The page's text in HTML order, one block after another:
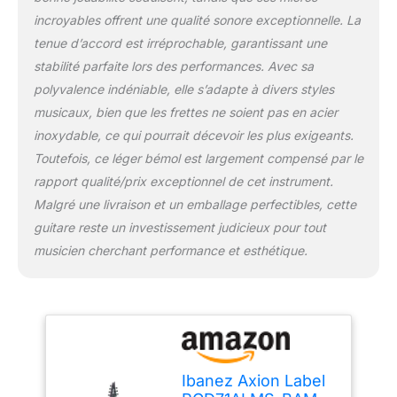
incroyables offrent une qualité sonore exceptionnelle. La
tenue d’accord est irréprochable, garantissant une
stabilité parfaite lors des performances. Avec sa
polyvalence indéniable, elle s’adapte à divers styles
musicaux, bien que les frettes ne soient pas en acier
inoxydable, ce qui pourrait décevoir les plus exigeants.
Toutefois, ce léger bémol est largement compensé par le
rapport qualité/prix exceptionnel de cet instrument.
Malgré une livraison et un emballage perfectibles, cette
guitare reste un investissement judicieux pour tout
musicien cherchant performance et esthétique.
Ibanez Axion Label